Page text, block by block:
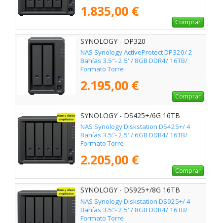
1.835,00 €
Comprar
SYNOLOGY - DP320
NAS Synology ActiveProtect DP320/ 2
Bahías 3.5"- 2.5"/ 8GB DDR4/ 16TB/
Formato Torre
2.195,00 €
Comprar
SYNOLOGY - DS425+/6G 16TB
NAS Synology Diskstation DS425+/ 4
Bahías 3.5"- 2.5"/ 6GB DDR4/ 16TB/
Formato Torre
2.205,00 €
Comprar
SYNOLOGY - DS925+/8G 16TB
NAS Synology Diskstation DS925+/ 4
Bahías 3.5"- 2.5"/ 8GB DDR4/ 16TB/
Formato Torre